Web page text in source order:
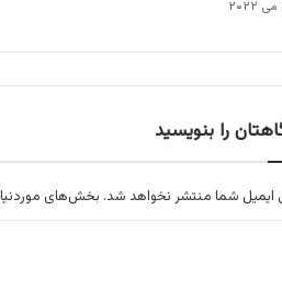
را بنویسید
ایمیل شما منتشر نخواهد شد. بخش‌های